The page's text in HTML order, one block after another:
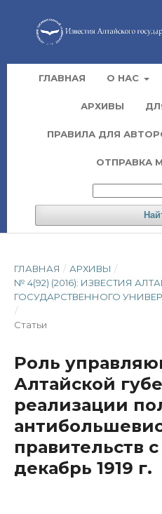
ГЛАВНАЯ О НАС
АРХИВЫ
ПРАВИЛА ДЛЯ
ОТПРАВКА
ГЛАВНАЯ / АРХИВЫ /
№ 4(92) (2016): ИЗВЕСТИЯ
ГОСУДАРСТВЕННОГО
/
Статьи
Роль
Алтайской
реализации
правительств
декабрь 1919 г.